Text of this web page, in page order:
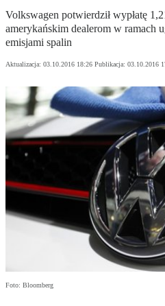
Volkswagen potwierdził wypłatę
amerykańskim dealerom w ramach
emisjami spalin
Aktualizacja: 03.10.2016 18:26 Publikacja: 03.10.2016
Foto: Bloomberg